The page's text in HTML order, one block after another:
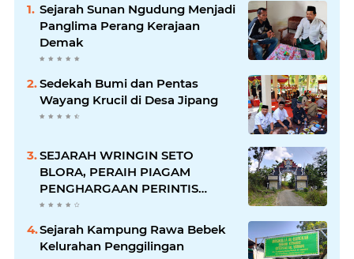
Sejarah Sunan Ngudung Menjadi
Panglima Perang Kerajaan
Demak
Sedekah Bumi dan Pentas
Wayang Krucil di Desa Jipang
SEJARAH WRINGIN SETO
BLORA, PERAIH PIAGAM
PENGHARGAAN PERINTIS
LINGKUNGAN DARI GUBERNUR
Sejarah Kampung Rawa Bebek
Kelurahan Penggilingan